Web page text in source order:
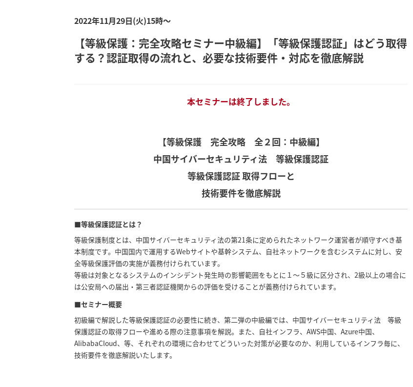
2022年11月29日(火)15時～
【等級保護：完全攻略セミナー中級編】「等級保護認証」はどう取得
する？認証取得の流れと、必要な技術要件・対応を徹底解説
本セミナーは終了しました。
【等級保護 完全攻略 全２回：中級編】
中国サイバーセキュリティ法 等級保護認証
等級保護認証 取得フローと
技術要件を徹底解説
■等級保護認証とは？
等級保護制度とは、中国サイバーセキュリティ法の第21条に定められたネットワーク運営者が順守すべき基
本制度です。中国国内で運用するWebサイトや基幹システム、自社ネットワークを含むシステムに対し、安
全等級保護評価の実施が義務付けられています。
等級は対象となるシステムのインシデント発生時の影響範囲をもとに１〜５級に区分され、2級以上の場合に
は公安局への届出・第三者認証機関からの評価を受けることが義務付けられています。
■セミナー概要
初級編で解説した等級保護認証の必要性に続き、第二弾の中級編では、中国サイバーセキュリティ法 等級
保護認証の取得フローや進める際の注意事項を解説。また、自社インフラ、AWS中国、Azure中国、
AlibabaCloud、等、それぞれの環境に合わせてどういった対策が必要なのか、利用しているインフラ毎に、
技術要件を徹底解説いたします。